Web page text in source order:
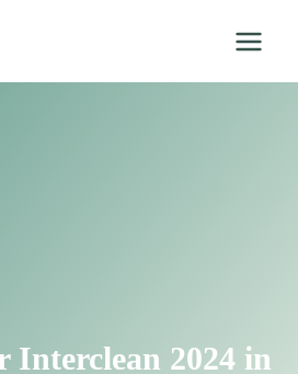
Interclean 2024 in